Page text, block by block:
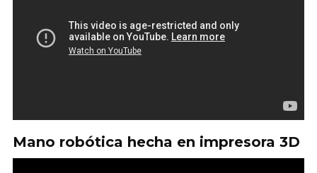
Mano robótica hecha en impresora 3D